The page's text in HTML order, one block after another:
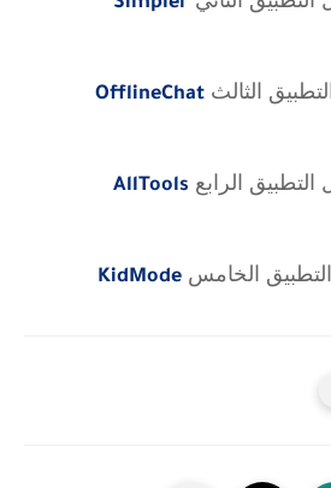
الثالثOfflineChat
الرابع AllTools
الخامسKidMode